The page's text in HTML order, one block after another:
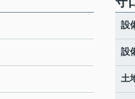
設
設
土